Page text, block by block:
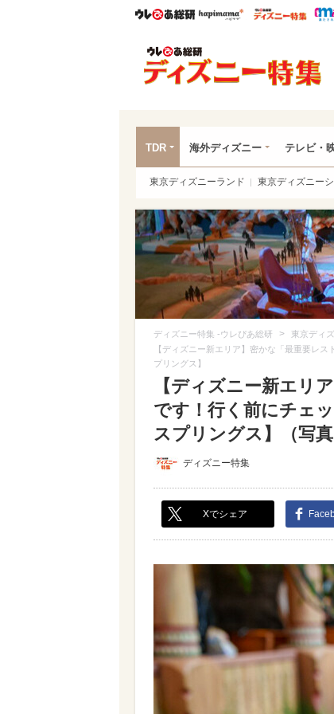
ウレぴあ総研ハピママ* ウ
TDR 海外ディズニー テレビ・
東京ディズニーランド 東京ディズニー
ディズニー特集 -ウレぴあ総研 > 東京ディ
【ディズニー新エリア】密かな「最重要レ
プリングス】
【ディズニー新エリ
です！行く前にチェ
スプリングス】（写真
ディズニー特集
Xでシェア